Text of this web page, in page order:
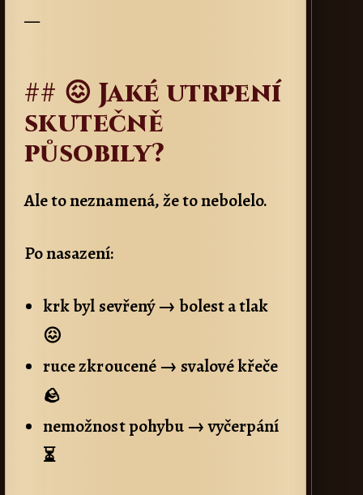
—
## 😖 Jaké utrpení
skutečně
působily?
Ale to neznamená, že to nebolelo.
Po nasazení:
krk byl sevřený → bolest a tlak
😖
ruce zkroucené → svalové křeče
🪨
nemožnost pohybu → vyčerpání
⏳